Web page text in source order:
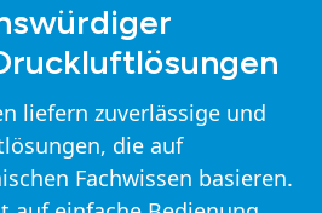
liefern zuverlässige und
die auf
Fachwissen basieren.